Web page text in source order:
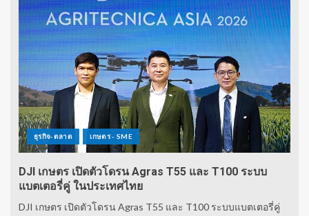
ธุรกิจ-ตลาด เกษตร - SME
DJI เกษตร เปิดตัวโดรน Agras T55 และ T100 ระบบ
แบตเตอรี่คู่ ในประเทศไทย
DJI เกษตร เปิดตัวโดรน Agras T55 และ T100 ระบบแบตเตอรี่คู่